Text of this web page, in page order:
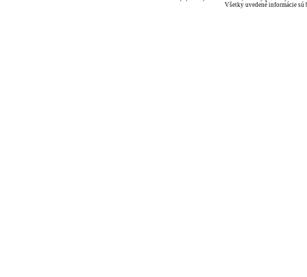
Všetky uvedené informácie sú